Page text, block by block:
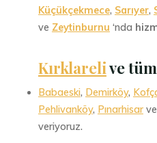
Küçükçekmece, Sarıyer,
ve Zeytinburnu ‘nda
Kırklarelive
Babaeski, Demirköy,
Pehlivanköy, Pınarhisar
veriyoruz.